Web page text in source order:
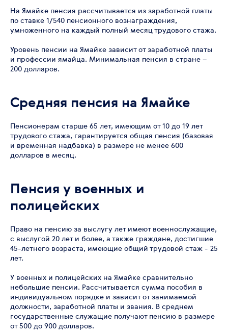
На Ямайке пенсия рассчитывается из заработной платы
по ставке 1/540 пенсионного вознаграждения,
умноженного на каждый полный месяц трудового стажа.
Уровень пенсии на Ямайке зависит от заработной платы
и профессии ямайца. Минимальная пенсия в стране –
200 долларов.
Средняя пенсия на Ямайке
Пенсионерам старше 65 лет, имеющим от 10 до 19 лет
трудового стажа, гарантируется общая пенсия (базовая
и временная надбавка) в размере не менее 600
долларов в месяц.
Пенсия у военных и
полицейских
Право на пенсию за выслугу лет имеют военнослужащие,
с выслугой 20 лет и более, а также граждане, достигшие
45-летнего возраста, имеющие общий трудовой стаж - 25
лет.
У военных и полицейских на Ямайке сравнительно
небольшие пенсии. Рассчитывается сумма пособия в
индивидуальном порядке и зависит от занимаемой
должности, заработной платы и звания. В среднем
государственные служащие получают пенсию в размере
от 500 до 900 долларов.